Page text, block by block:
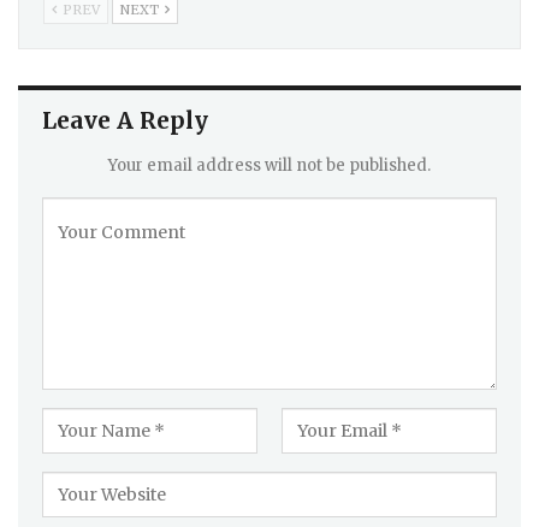
PREV NEXT
Leave A Reply
Your email address will not be published.